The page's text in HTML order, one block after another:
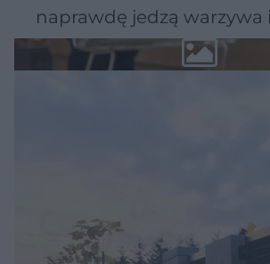
naprawdę jedzą warzywa